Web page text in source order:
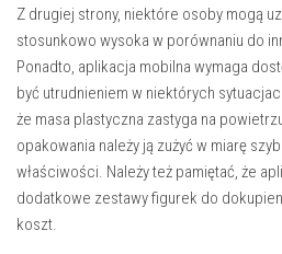
Z drugiej strony, niektóre osoby mogą
stosunkowo wysoka w porównaniu do
Ponadto, aplikacja mobilna wymaga
być utrudnieniem w niektórych
że masa plastyczna zastyga na
opakowania należy ją zużyć w miarę
właściwości. Należy też pamiętać, że
dodatkowe zestawy figurek do
koszt.